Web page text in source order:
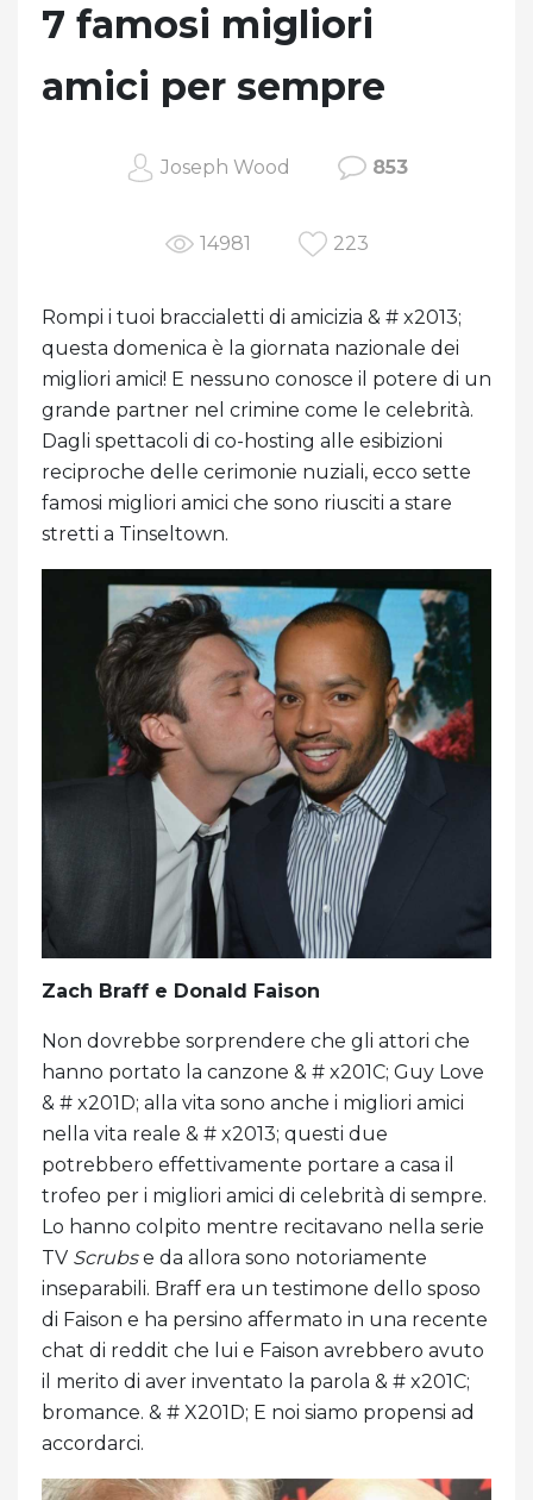
7 famosi migliori
amici per sempre
Joseph Wood 853
14981 223
Rompi i tuoi braccialetti di amicizia & # x2013;
questa domenica è la giornata nazionale dei
migliori amici! E nessuno conosce il potere di un
grande partner nel crimine come le celebrità.
Dagli spettacoli di co-hosting alle esibizioni
reciproche delle cerimonie nuziali, ecco sette
famosi migliori amici che sono riusciti a stare
stretti a Tinseltown.
Zach Braff e Donald Faison
Non dovrebbe sorprendere che gli attori che
hanno portato la canzone & # x201C; Guy Love
& # x201D; alla vita sono anche i migliori amici
nella vita reale & # x2013; questi due
potrebbero effettivamente portare a casa il
trofeo per i migliori amici di celebrità di sempre.
Lo hanno colpito mentre recitavano nella serie
TV Scrubse da allora sono notoriamente
inseparabili. Braff era un testimone dello sposo
di Faison e ha persino affermato in una recente
chat di reddit che lui e Faison avrebbero avuto
il merito di aver inventato la parola & # x201C;
bromance. & # X201D; E noi siamo propensi ad
accordarci.